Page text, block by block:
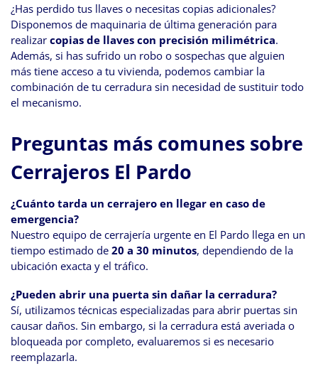
¿Has perdido tus llaves o necesitas copias adicionales?
Disponemos de maquinaria de última generación para
realizar copias de llaves con precisión milimétrica.
Además, si has sufrido un robo o sospechas que alguien
más tiene acceso a tu vivienda, podemos cambiar la
combinación de tu cerradura sin necesidad de sustituir todo
el mecanismo.
Preguntas más comunes sobre
Cerrajeros El Pardo
¿Cuánto tarda un cerrajero en llegar en caso de
emergencia?
Nuestro equipo de cerrajería urgente en El Pardo llega en un
tiempo estimado de 20 a 30 minutos, dependiendo de la
ubicación exacta y el tráfico.
¿Pueden abrir una puerta sin dañar la cerradura?
Sí, utilizamos técnicas especializadas para abrir puertas sin
causar daños. Sin embargo, si la cerradura está averiada o
bloqueada por completo, evaluaremos si es necesario
reemplazarla.